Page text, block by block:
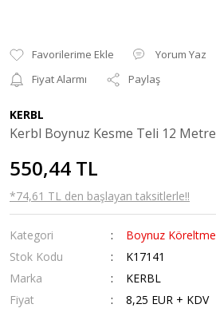
Yorum Yaz
Fiyat Alarmı
Paylaş
KERBL
Kerbl Boynuz Kesme Teli 12 Metre
550,44 TL
*74,61 TL den başlayan taksitlerle!!
Kategori
Boynuz Köreltme
Stok Kodu
K17141
Marka
KERBL
Fiyat
8,25 EUR + KDV